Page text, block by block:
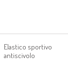
Elastico sportivo
antiscivolo